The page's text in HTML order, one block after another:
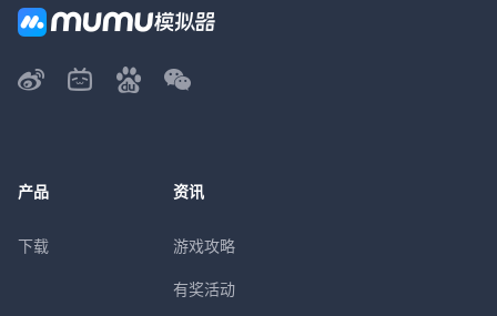
产品
下载
资讯
游戏攻略
有奖活动